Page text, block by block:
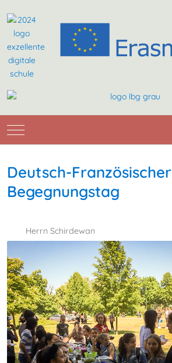
Mobile Menu Toggle
Deutsch-Französischer
Begegnungstag
Herrn Schirdewan